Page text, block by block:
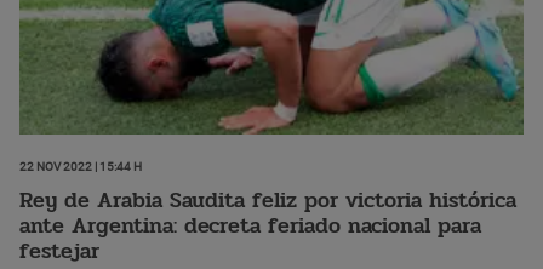
22 Nov 2022 | 15:44 h
Rey de Arabia Saudita feliz por victoria histórica
ante Argentina: decreta feriado nacional para
festejar